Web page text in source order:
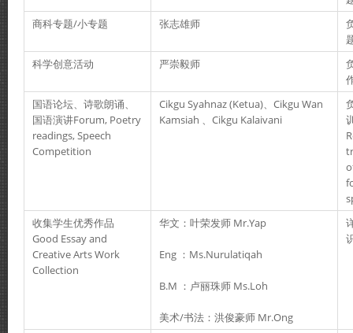
商科专题/小专题
张志雄师
科学创意活动
严崇毅师
国语论坛、诗歌朗诵、
国语演讲Forum, Poetry
readings, Speech
Competition
Cikgu Syahnaz (Ketua)、Cikgu Wan
Kamsiah 、Cikgu Kalaivani
收集学生优秀作品
Good Essay and
Creative Arts Work
Collection
华文：叶荣发师 Mr.Yap
Eng ：Ms.Nurulatiqah
B.M ：卢丽珠师 Ms.Loh
美术/书法：洪俊豪师 Mr.Ong